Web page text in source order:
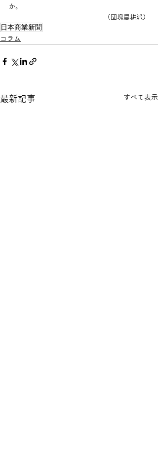
か。
（団塊農耕派）
日本商業新聞
コラム
最新記事 すべて表示